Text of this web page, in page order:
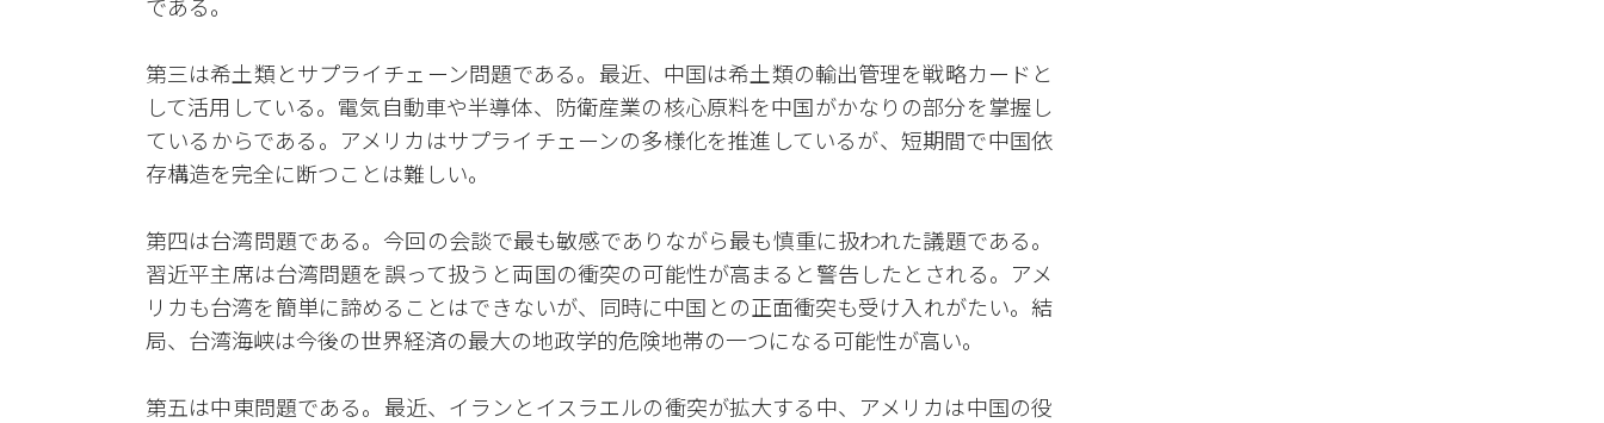
第三は希土類とサプライチェーン問題である。最近、中国は希土類の輸出管理を戦略カードと
して活用している。電気自動車や半導体、防衛産業の核心原料を中国がかなりの部分を掌握し
ているからである。アメリカはサプライチェーンの多様化を推進しているが、短期間で中国依
存構造を完全に断つことは難しい。
第四は台湾問題である。今回の会談で最も敏感でありながら最も慎重に扱われた議題である。
習近平主席は台湾問題を誤って扱うと両国の衝突の可能性が高まると警告したとされる。アメ
リカも台湾を簡単に諦めることはできないが、同時に中国との正面衝突も受け入れがたい。結
局、台湾海峡は今後の世界経済の最大の地政学的危険地帯の一つになる可能性が高い。
第五は中東問題である。最近、イランとイスラエルの衝突が拡大する中、アメリカは中国の役